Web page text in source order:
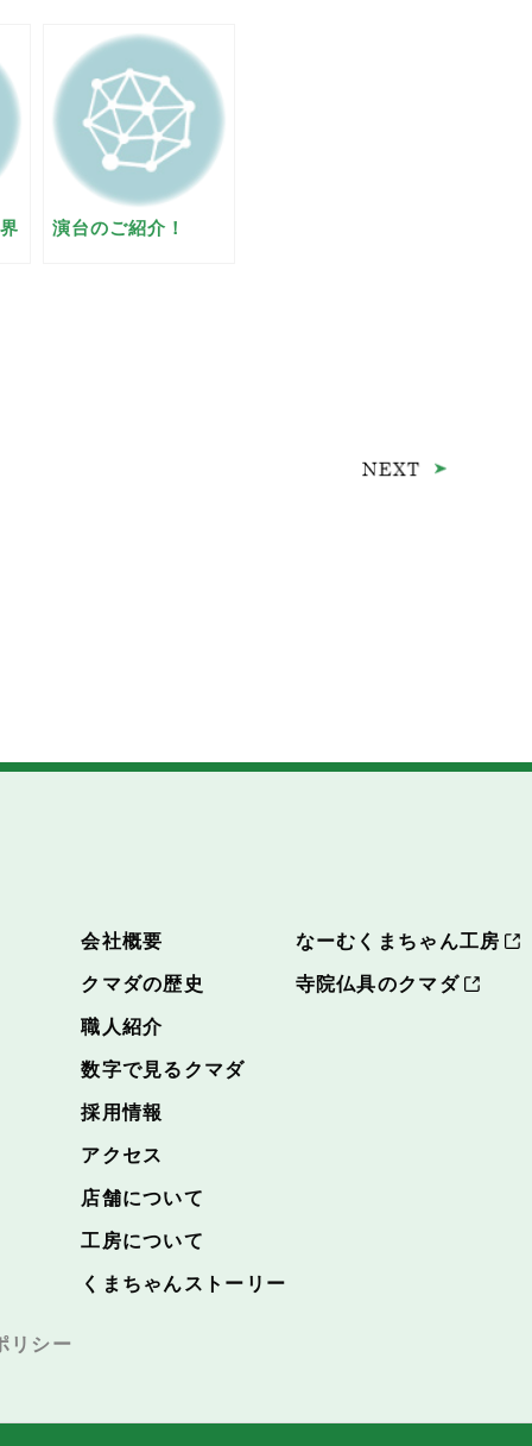
演台のご紹介！
会社概要
クマダの歴史
職人紹介
数字で見るクマダ
採用情報
アクセス
店舗について
工房について
くまちゃんストーリー
なーむくまちゃん工房
寺院仏具のクマダ
リシー